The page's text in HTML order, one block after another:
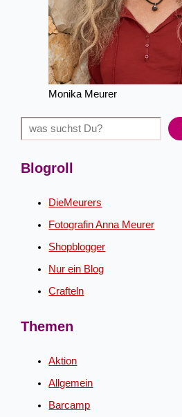
Monika Meurer
Suchen
Blogroll
DieMeurers
Fotografin Anna Meurer
Shopblogger
Nur ein Blog
Crafteln
Themen
Aktion
Allgemein
Barcamp